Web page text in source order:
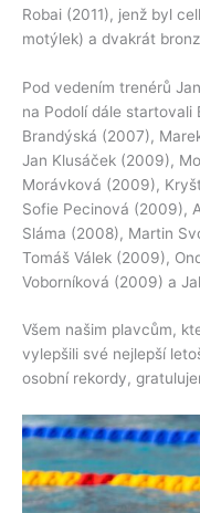
Robai (2011), jenž byl
motýlek) a dvakrát
Pod vedením trenérů
na Podolí dále startovali
Brandýská (2007),
Jan Klusáček (2009),
Morávková (2009),
Sofie Pecinová (2009),
Sláma (2008), Martin
Tomáš Válek (2009),
Voborníková (2009) a
Všem našim plavcům,
vylepšili své nejlepší
osobní rekordy,